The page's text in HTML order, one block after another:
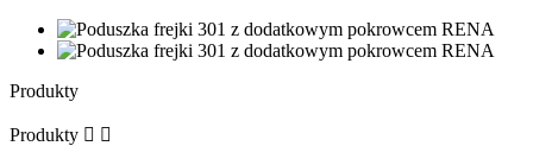
Produkty
Produkty  